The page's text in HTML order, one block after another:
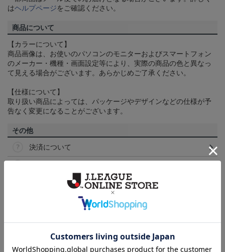
はヘルプページをご確認ください。
商品について
【カラーについて】
商品画像は、お使いのパソコンのモニターおよびスマートフォン
のメーカー・機種・画面設定等により、実際の商品の色と異なっ
て見える場合がございます。あらかじめご了承ください。
【仕様について】
取り扱い商品によっては、パッケージやデザインなどの仕様が予
告なく変更になることがございます。
その他
決済について
ヘルプページ
ランキング